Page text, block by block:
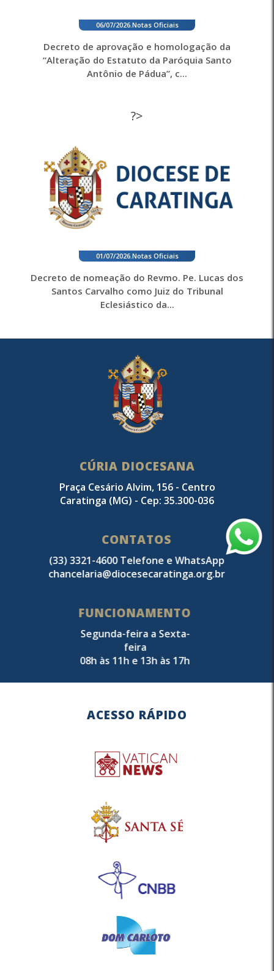
06/07/2026. Notas Oficiais
Decreto de aprovação e homologação da
“Alteração do Estatuto da Paróquia Santo
Antônio de Pádua”, c...
?>
01/07/2026. Notas Oficiais
Decreto de nomeação do Revmo. Pe. Lucas dos
Santos Carvalho como Juiz do Tribunal
Eclesiástico da...
CÚRIA DIOCESANA
Praça Cesário Alvim, 156 - Centro
Caratinga (MG) - Cep: 35.300-036
CONTATOS
(33) 3321-4600 Telefone e WhatsApp
chancelaria@diocesecaratinga.org.br
FUNCIONAMENTO
Segunda-feira a Sexta-
feira
08h às 11h e 13h às 17h
ACESSO RÁPIDO